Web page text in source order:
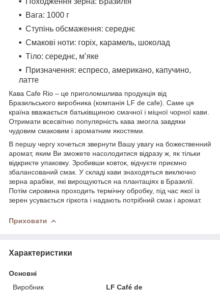
Вага: 1000 г
Ступінь обсмаження: середнє
Смакові ноти: горіх, карамель, шоколад
Тіло: середнє, м’яке
Призначення: еспресо, американо, капучино,
латте
Кава Cafe Rio – це приголомшлива продукція від
Бразильського виробника (компанія LF de cafe). Саме ця
країна вважається батьківщиною смачної і міцної чорної кави.
Отримати всесвітню популярність кава змогла завдяки
чудовим смаковим і ароматним якостями.
В першу чергу хочеться звернути Вашу увагу на божественний
аромат, яким Ви зможете насолодитися відразу ж, як тільки
відкриєте упаковку. Зробивши ковток, відчуєте приємно
збалансований смак. У складі кави знаходяться виключно
зерна арабіки, які вирощуються на плантаціях в Бразилії.
Потім сировина проходить термічну обробку, під час якої із
зерен усувається гіркота і надають потрібний смак і аромат.
Приховати
Характеристики
Основні
Виробник
LF Café de